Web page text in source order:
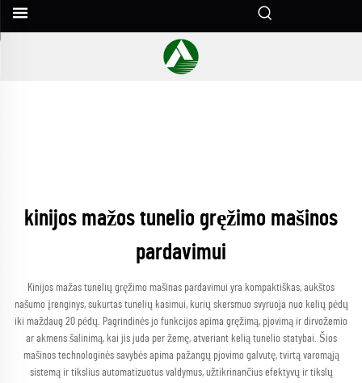
kinijos mažos tunelio gręžimo mašinos
pardavimui
Kinijos mažas tunelių gręžimo mašinas pardavimui yra kompaktiškas, aukštos
našumo įrenginys, sukurtas tunelių kasimui, kurių skersmuo svyruoja nuo kelių pėdų
iki maždaug 20 pėdų. Pagrindinės jo funkcijos apima gręžimą, pjovimą ir dirvožemio
ar akmens šalinimą, kai jis juda per žemę, atveriant kelią tunelio statybai. Šios
mašinos technologinės savybės apima pažangų pjovimo galvutę, tvirtą varomąją
sistemą ir tikslius automatizuotus valdymus, užtikrinančius efektyvų ir tikslų